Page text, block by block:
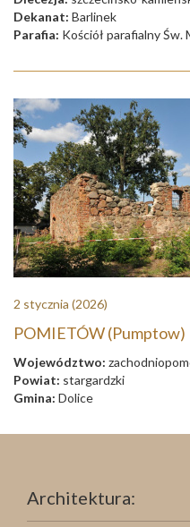
Dekanat: Barlinek
Parafia: Kościół parafialny Św.
2 stycznia (2026)
POMIETÓW (Pumptow)
Województwo:
Powiat: stargardzki
Gmina: Dolice
Architektura: